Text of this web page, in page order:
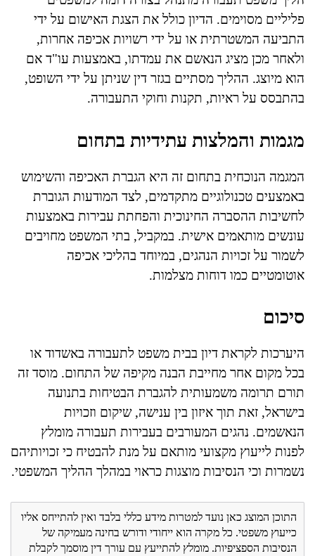
פליליים מסוימים. הדיון כולל את הצגת האישום על ידי
התביעה המשטרתית או על ידי רשויות אכיפה אחרות,
ולאחר מכן מציג הנאשם את עמדתו, באמצעות עו"ד אם
הוא מיוצג. ההליך מסתיים בגזר דין שניתן על ידי השופט,
בהתבסס על ראיות, תקנות וחוקי התעבורה.
מגמות והמלצות עתידיות בתחום
המגמה הנוכחית בתחום זה היא הגברת האכיפה והשימוש
באמצעים טכנולוגיים מתקדמים, לצד המודעות הגוברת
לחשיבות ההסברה החינוכית והפחתת עבירות באמצעות
עונשים מותאמים אישית. במקביל, בתי המשפט מחויבים
לשמור על זכויות הנהגים, במיוחד בהליכי אכיפה
אוטומטיים כמו דוחות מצלמות.
סיכום
היערכות לקראת דיון בבית משפט לתעבורה באשדוד או
בכל מקום אחר מחייבת הבנה מקיפה של התחום. מוסד זה
תורם תרומה משמעותית להגברת הבטיחות בתנועה
בישראל, זאת תוך איזון בין ענישה, שיקום וזכויות
הנאשמים. נהגים המעורבים בעבירות תעבורה מומלץ
לפנות לייעוץ מקצועי מותאם על מנת להבטיח כי זכויותיהם
נשמרות וכי הנסיבות מוצגות כראוי במהלך ההליך המשפטי.
התוכן המוצג כאן נועד למטרות מידע כללי בלבד ואין להתייחס אליו
כייעוץ משפטי. כל מקרה הוא ייחודי ודורש בחינה מעמיקה של
הנסיבות הספציפיות. מומלץ להתייעץ עם עורך דין מוסמך לקבלת